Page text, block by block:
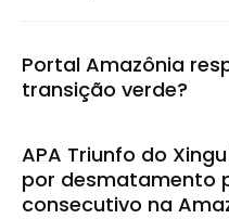
Portal Amazônia
transição verde?
APA Triunfo do
por desmatamento
consecutivo na